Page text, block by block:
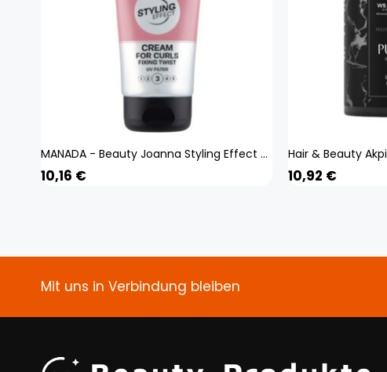
MANADA - Beauty Joanna Styling Effect Curl Enhancer 150g
10,16 € 10,92 €
Mit uns in Verbindung bleiben